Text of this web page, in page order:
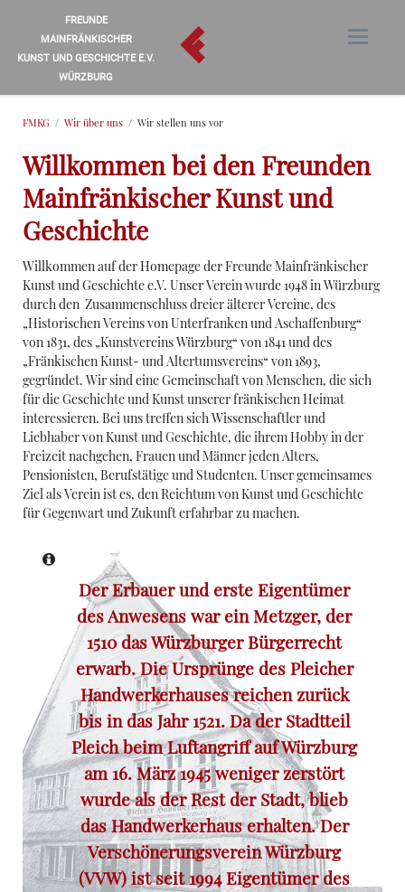
FREUNDE
MAINFRÄNKISCHER
KUNST UND GESCHICHTE E.V.
WÜRZBURG
FMKG Wir über uns Wir stellen uns vor
Willkommen bei den Freunden
Mainfränkischer Kunst und
Geschichte
Willkommen auf der Homepage der Freunde Mainfränkischer
Kunst und Geschichte e.V. Unser Verein wurde 1948 in Würzburg
durch den Zusammenschluss dreier älterer Vereine, des
„Historischen Vereins von Unterfranken und Aschaffenburg“
von 1831, des „Kunstvereins Würzburg“ von 1841 und des
„Fränkischen Kunst- und Altertumsvereins“ von 1893,
gegründet. Wir sind eine Gemeinschaft von Menschen, die sich
für die Geschichte und Kunst unserer fränkischen Heimat
interessieren. Bei uns treffen sich Wissenschaftler und
Liebhaber von Kunst und Geschichte, die ihrem Hobby in der
Freizeit nachgehen, Frauen und Männer jeden Alters,
Pensionisten, Berufstätige und Studenten. Unser gemeinsames
Ziel als Verein ist es, den Reichtum von Kunst und Geschichte
für Gegenwart und Zukunft erfahrbar zu machen.
Der Erbauer und erste Eigentümer
des Anwesens war ein Metzger, der
1510 das Würzburger Bürgerrecht
erwarb.Die Ursprünge des Pleicher
Handwerkerhausesreichen zurück
bis in das Jahr 1521. Da der Stadtteil
Pleich beim Luftangriff auf Würzburg
am 16. März 1945 weniger zerstört
wurde als der Rest der Stadt, blieb
das Handwerkerhaus erhalten. Der
Verschönerungsverein Würzburg
(VVW) ist seit 1994 Eigentümer des